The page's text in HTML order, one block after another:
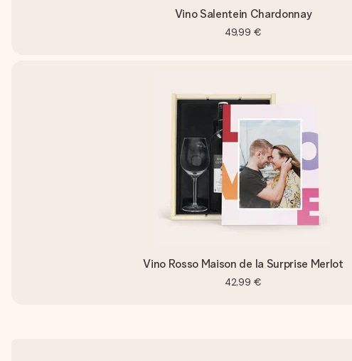
Vino Salentein Chardonnay
49,99 €
Vino Rosso Maison de la Surprise Merlot
42,99 €